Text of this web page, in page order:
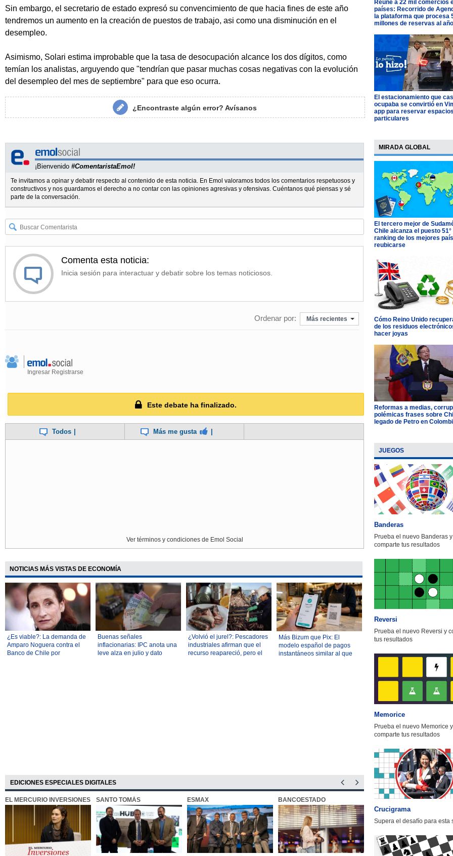
Sin embargo, el secretario de estado expresó su convencimiento de que hacia fines de este año
tendremos un aumento en la creación de puestos de trabajo, asi como una disminución en el
desempleo.
Asimismo, Solari estima improbable que la tasa de desocupación alcance los dos dígitos, como
temían los analistas, arguyendo que "tendrían que pasar muchas cosas negativas con la evolución
del desempleo del mes de septiembre" para que eso ocurra.
¿Encontraste algún error?Avísanos
¡Bienvenido #ComentaristaEmol!
Te invitamos a opinar y debatir respecto al contenido de esta noticia. En Emol valoramos todos los comentarios respetuosos y
constructivos y nos guardamos el derecho a no contar con las opiniones agresivas y ofensivas. Cuéntanos qué piensas y sé
parte de la conversación.
Comenta esta noticia:
Inicia sesión para interactuar y debatir sobre los temas noticiosos.
Ordenar por: Más recientes
Ingresar Registrarse
Este debate ha finalizado.
Todos Más me gusta
Ver términos y condiciones de Emol Social
NOTICIAS MÁS VISTAS DE ECONOMÍA
¿Es viable?: La demanda de
Amparo Noguera contra el
Banco de Chile por
Buenas señales
inflacionarias: IPC anota una
leve alza en julio y dato
¿Volvió el jurel?: Pescadores
industriales afirman que el
recurso reapareció, pero el
Más Bizum que Pix: El
modelo español de pagos
instantáneos similar al que
EDICIONES ESPECIALES DIGITALES
EL MERCURIO INVERSIONES SANTO TOMÁS ESMAX BANCOESTADO OTIC CCHC
Reúne a 22 mil comercios
países: Recorrido de
la plataforma que procesa
millones de reservas al año
El estacionamiento que
ocupaba se convirtió en
app para reservar espacios
particulares
MIRADA GLOBAL
El tercero mejor de
Chile alcanza el puesto 51°
ranking de los mejores
reubicarse
Cómo Reino Unido
de los residuos
hacer joyas
Reformas a medias,
polémicas frases sobre
legado de Petro en
JUEGOS
Banderas
Prueba el nuevo Banderas y
comparte tus resultados
Reversi
Prueba el nuevo Reversi y
tus resultados
Memorice
Prueba el nuevo Memorice y
comparte tus resultados
Crucigrama
Supera el desafío para esta